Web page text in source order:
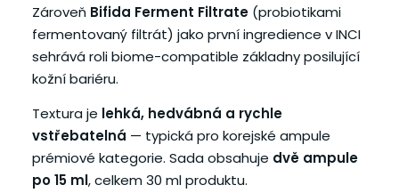
Zároveň Bifida Ferment Filtrate (probiotikami
fermentovaný filtrát) jako první ingredience v INCI
sehrává roli biome-compatible základny posilující
kožní bariéru.
Textura je lehká, hedvábná a rychle
vstřebatelná — typická pro korejské ampule
prémiové kategorie. Sada obsahuje dvě ampule
po 15 ml, celkem 30 ml produktu.